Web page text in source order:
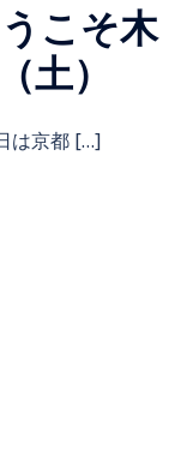
こそ木
）
は京都 […]